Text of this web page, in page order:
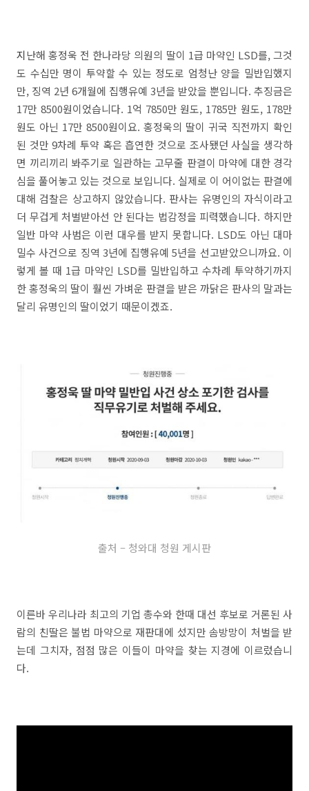
지난해 홍정욱 전 한나라당 의원의 딸이 1급 마약인 LSD를, 그것
도 수십만 명이 투약할 수 있는 정도로 엄청난 양을 밀반입했지
만, 징역 2년 6개월에 집행유예 3년을 받았을 뿐입니다. 추징금은
17만 8500원이었습니다. 1억 7850만 원도, 1785만 원도, 178만
원도 아닌 17만 8500원이요. 홍정욱의 딸이 귀국 직전까지 확인
된 것만 9차례 투약 혹은 흡연한 것으로 조사됐던 사실을 생각하
면 끼리끼리 봐주기로 일관하는 고무줄 판결이 마약에 대한 경각
심을 풀어놓고 있는 것으로 보입니다. 실제로 이 어이없는 판결에
대해 검찰은 상고하지 않았습니다. 판사는 유명인의 자식이라고
더 무겁게 처벌받아선 안 된다는 법감정을 피력했습니다. 하지만
일반 마약 사범은 이런 대우를 받지 못합니다. LSD도 아닌 대마
밀수 사건으로 징역 3년에 집행유예 5년을 선고받았으니까요. 이
렇게 볼 때 1급 마약인 LSD를 밀반입하고 수차례 투약하기까지
한 홍정욱의 딸이 훨씬 가벼운 판결을 받은 까닭은 판사의 말과는
달리 유명인의 딸이었기 때문이겠죠.
출처 – 청와대 청원 게시판
이른바 우리나라 최고의 기업 총수와 한때 대선 후보로 거론된 사
람의 친딸은 불법 마약으로 재판대에 섰지만 솜방망이 처벌을 받
는데 그치자, 점점 많은 이들이 마약을 찾는 지경에 이르렀습니
다.